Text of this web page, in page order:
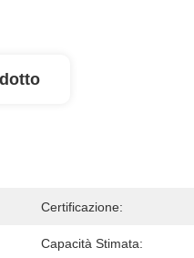
Certificazione:
Capacità Stimata: